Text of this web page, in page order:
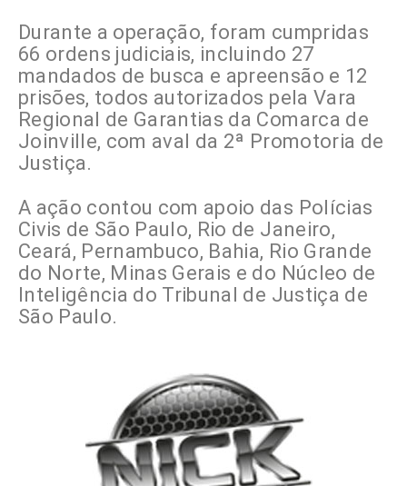
Durante a operação, foram cumpridas
66 ordens judiciais, incluindo 27
mandados de busca e apreensão e 12
prisões, todos autorizados pela Vara
Regional de Garantias da Comarca de
Joinville, com aval da 2ª Promotoria de
Justiça.
A ação contou com apoio das Polícias
Civis de São Paulo, Rio de Janeiro,
Ceará, Pernambuco, Bahia, Rio Grande
do Norte, Minas Gerais e do Núcleo de
Inteligência do Tribunal de Justiça de
São Paulo.